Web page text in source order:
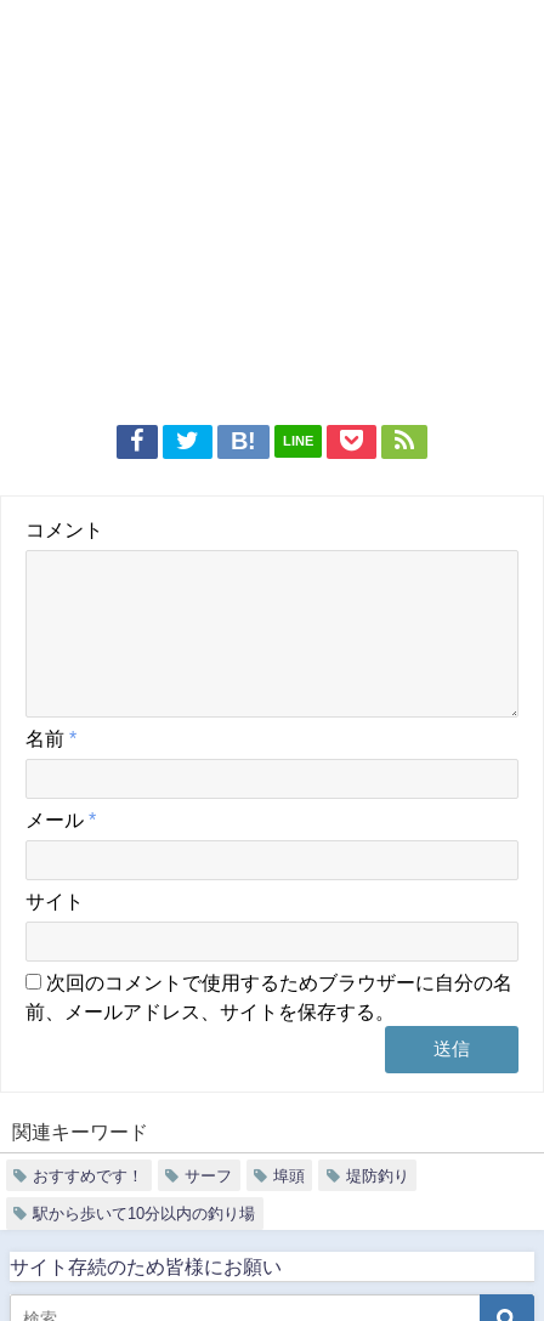
LINE
コメント
名前 *
メール *
サイト
次回のコメントで使用するためブラウザーに自分の名
前、メールアドレス、サイトを保存する。
関連キーワード
おすすめです！ サーフ 埠頭 堤防釣り
駅から歩いて10分以内の釣り場
サイト存続のため皆様にお願い